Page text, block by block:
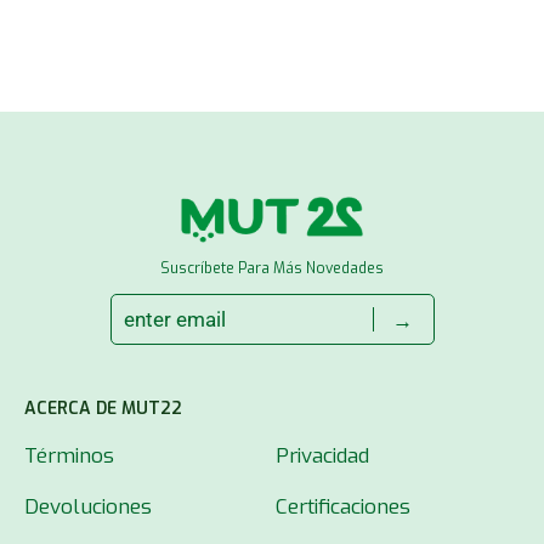
Suscríbete Para Más Novedades
→
ACERCA DE MUT22
Términos
Privacidad
Devoluciones
Certificaciones